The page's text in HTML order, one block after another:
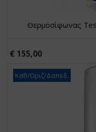
Θερμοσίφωνας
€ 155,00
Καθ/Οριζ/Δαπεδ.